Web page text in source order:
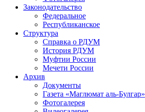
Законодательство
Федеральное
Республиканское
Структура
Справка о РДУМ
История РДУМ
Муфтии России
Мечети России
Архив
Документы
Газета «Маглюмат аль-Булгар»
Фотогалерея